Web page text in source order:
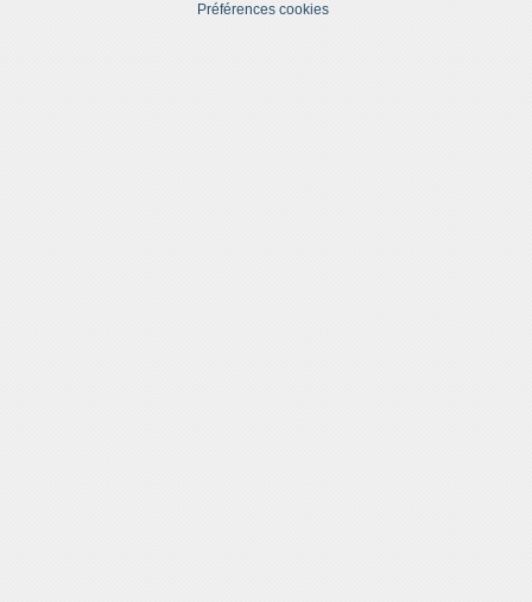
Préférences cookies